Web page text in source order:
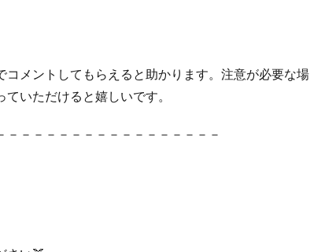
メントしてもらえると助かります。注意が必要な場
いただけると嬉しいです。
－－－－－－－－－－－－－－－－